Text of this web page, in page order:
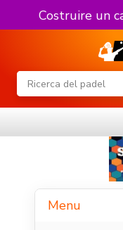
Costruire un
Menu